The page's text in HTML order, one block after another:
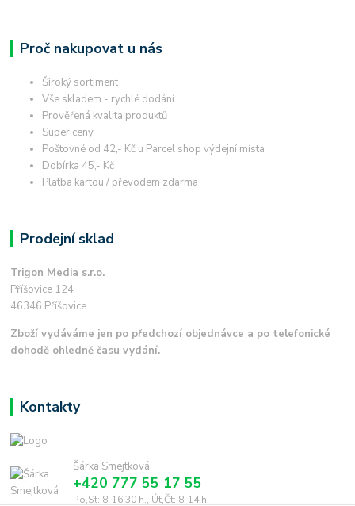
Proč nakupovat u nás
Široký sortiment
Vše skladem - rychlé dodání
Prověřená kvalita produktů
Super ceny
Poštovné od 42,- Kč u Parcel shop výdejní místa
Dobírka 45,- Kč
Platba kartou / převodem zdarma
Prodejní sklad
Trigon Media s.r.o.
Příšovice 124
46346 Příšovice
Zboží vydáváme jen po předchozí objednávce a po telefonické
dohodě ohledně času vydání.
Kontakty
Šárka Smejtková
+420 777 55 17 55
Po,St: 8-16.30 h., Út,Čt: 8-14 h.